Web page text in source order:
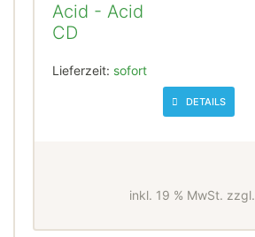
Acid - Acid
CD
Lieferzeit: sofort
DETAILS
inkl. 19 % MwSt. zzgl.